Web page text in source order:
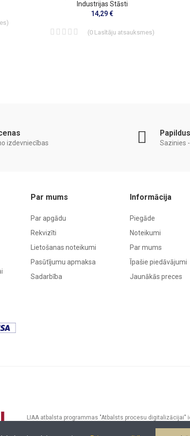
)
Industrijas Stāsti
14,29 €
(0Lasītāju atsauksmes)
izdevniecības Sazinies
Par mums
Par apgādu
Rekvizīti
Lietošanas noteikumi
Pasūtījumu apmaksa
Sadarbība
Informācija
Piegāde
Noteikumi
Par mums
Īpašie piedāvājumi
Jaunākās preces
LIAA atbalsta programmas "Atbalsts procesu digitalizācijai"